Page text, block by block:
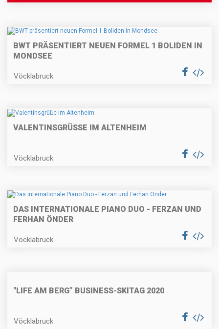
BWT PRÄSENTIERT NEUEN FORMEL 1 BOLIDEN IN
MONDSEE
Vöcklabruck
VALENTINSGRÜSSE IM ALTENHEIM
Vöcklabruck
DAS INTERNATIONALE PIANO DUO - FERZAN UND
FERHAN ÖNDER
Vöcklabruck
"LIFE AM BERG” BUSINESS-SKITAG 2020
Vöcklabruck